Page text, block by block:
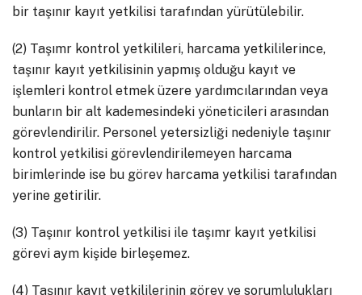
bir taşınır kayıt yetkilisi tarafından yürütülebilir.
(2) Taşımr kontrol yetkilileri, harcama yetkililerince,
taşınır kayıt yetkilisinin yapmış olduğu kayıt ve
işlemleri kontrol etmek üzere yardımcılarından veya
bunların bir alt kademesindeki yöneticileri arasından
görevlendirilir. Personel yetersizliği nedeniyle taşınır
kontrol yetkilisi görevlendirilemeyen harcama
birimlerinde ise bu görev harcama yetkilisi tarafından
yerine getirilir.
(3) Taşınır kontrol yetkilisi ile taşımr kayıt yetkilisi
görevi aym kişide birleşemez.
(4) Taşınır kayıt yetkililerinin görev ve sorumlulukları